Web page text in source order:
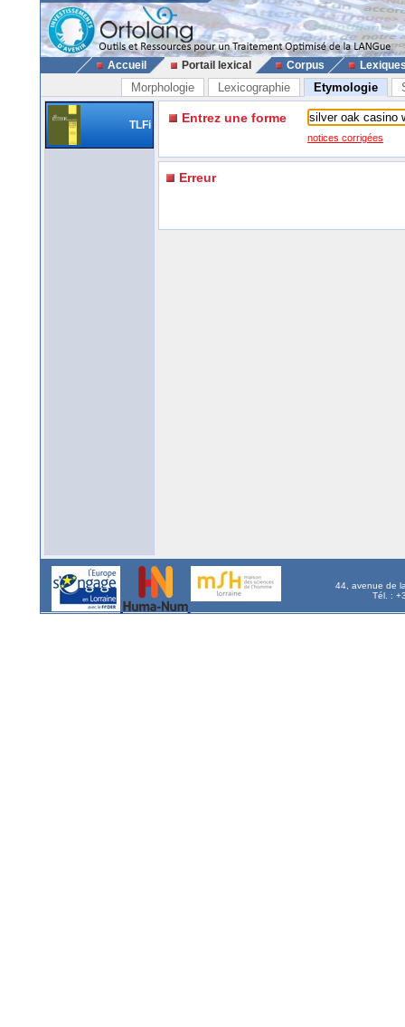
Accueil Portail lexical Corpus
Morphologie Lexicographie Etymologie
TLFi Entrez une forme
notices corrigées
Erreur
44, avenue de
Tél. :